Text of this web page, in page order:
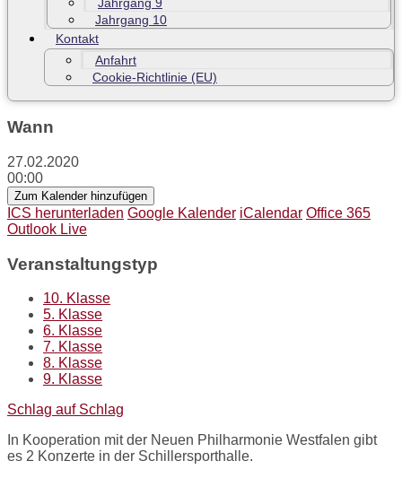
Jahrgang 10
Kontakt
Anfahrt
Cookie-Richtlinie (EU)
Wann
27.02.2020
00:00
Zum Kalender hinzufügen
ICS herunterladen Google Kalender iCalendar Office 365
Outlook Live
Veranstaltungstyp
10. Klasse
5. Klasse
6. Klasse
7. Klasse
8. Klasse
9. Klasse
Schlag auf Schlag
In Kooperation mit der Neuen Philharmonie Westfalen gibt
es 2 Konzerte in der Schillersporthalle.